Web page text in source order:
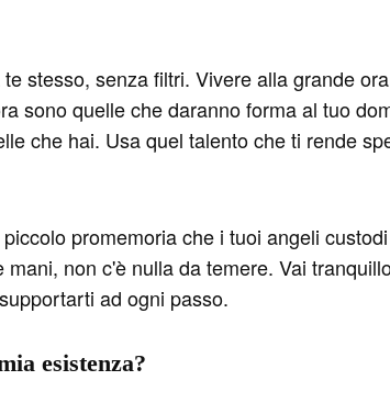
stesso, senza filtri. Vivere alla grande
sono quelle che daranno forma al tuo
che hai. Usa quel talento che ti rende
promemoria che i tuoi angeli
non c'è nulla da temere. Vai
ad ogni passo.
esistenza?